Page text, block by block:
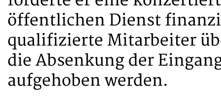
öffentlichen Dienst
qualifizierte Mitarbeiter
die Absenkung der
aufgehoben werden.